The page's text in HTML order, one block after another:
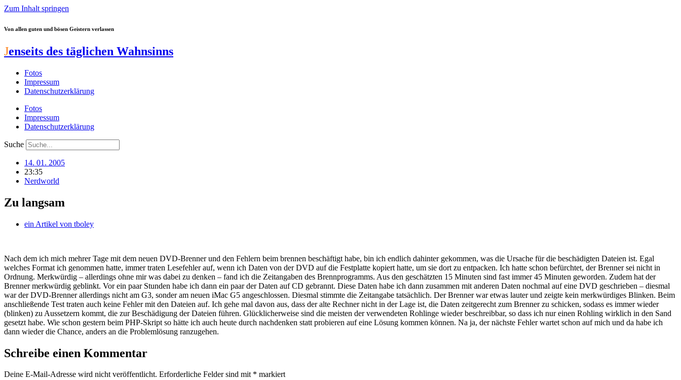
Zum Inhalt springen
Von allen guten und bösen Geistern verlassen
Jenseits des täglichen Wahnsinns
Fotos
Impressum
Datenschutzerklärung
Fotos
Impressum
Datenschutzerklärung
Suche
14. 01. 2005
23:35
Nerdworld
Zu langsam
ein Artikel von tboley
Nach dem ich mich mehrer Tage mit dem neuen DVD-Brenner und den Fehlern beim brennen beschäftigt habe, bin ich endlich dahinter gekommen, was die Ursache für die beschädigten Dateien ist. Egal
welches Format ich genommen hatte, immer traten Lesefehler auf, wenn ich Daten von der DVD auf die Festplatte kopiert hatte, um sie dort zu entpacken. Ich hatte schon befürchtet, der Brenner sei nicht in
Ordnung. Merkwürdig – allerdings ohne mir was dabei zu denken – fand ich die Zeitangaben des Brennprogramms. Aus den geschätzten 15 Minuten sind fast immer 45 Minuten geworden. Zudem hat der
Brenner merkwürdig geblinkt. Vor ein paar Stunden habe ich dann ein paar der Daten auf CD gebrannt. Diese Daten habe ich dann zusammen mit anderen Daten nochmal auf eine DVD geschrieben – diesmal
war der DVD-Brenner allerdings nicht am G3, sonder am neuen iMac G5 angeschlossen. Diesmal stimmte die Zeitangabe tatsächlich. Der Brenner war etwas lauter und zeigte kein merkwürdiges Blinken. Beim
anschließende Test traten auch keine Fehler mit den Dateien auf. Ich gehe mal davon aus, dass der alte Rechner nicht in der Lage ist, die Daten zeitgerecht zum Brenner zu schicken, sodass es immer wieder
(blinken) zu Aussetzern kommt, die zur Beschädigung der Dateien führen. Glücklicherweise sind die meisten der verwendeten Rohlinge wieder beschreibbar, so dass ich nur einen Rohling wirklich in den Sand
gesetzt habe. Wie schon gestern beim PHP-Skript so hätte ich auch heute durch nachdenken statt probieren auf eine Lösung kommen können. Na ja, der nächste Fehler wartet schon auf mich und da habe ich
dann wieder die Chance, anders an die Problemlösung ranzugehen.
Schreibe einen Kommentar
Deine E-Mail-Adresse wird nicht veröffentlicht. Erforderliche Felder sind mit * markiert